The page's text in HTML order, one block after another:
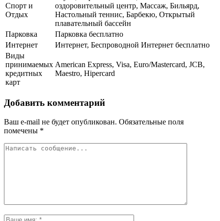
Спорт и
Отдых
оздоровительный центр, Массаж, Бильярд,
Настольный теннис, Барбекю, Открытый
плавательный бассейн
Парковка
Парковка бесплатно
Интернет
Интернет, Беспроводной Интернет бесплатно
Виды
принимаемых
кредитных
карт
American Express, Visa, Euro/Mastercard, JCB,
Maestro, Hipercard
Добавить комментарий
Ваш e-mail не будет опубликован. Обязательные поля
помечены *